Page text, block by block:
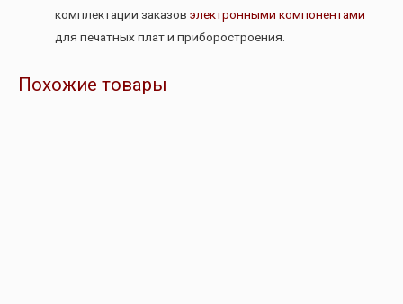
комплектации заказовэлектронными компонентами
для печатных плат и приборостроения.
Похожие товары